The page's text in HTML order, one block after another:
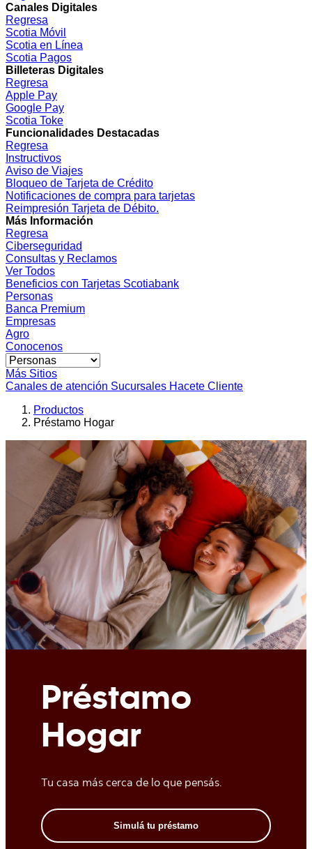
Canales Digitales
Regresa
Scotia Móvil
Scotia en Línea
Scotia Pagos
Billeteras Digitales
Regresa
Apple Pay
Google Pay
Scotia Toke
Funcionalidades Destacadas
Regresa
Instructivos
Aviso de Viajes
Bloqueo de Tarjeta de Crédito
Notificaciones de compra para tarjetas
Reimpresión Tarjeta de Débito.
Más Información
Regresa
Ciberseguridad
Consultas y Reclamos
Ver Todos
Beneficios con Tarjetas Scotiabank
Personas
Banca Premium
Empresas
Agro
Conocenos
Más Sitios
Canales de atención Sucursales Hacete Cliente
Productos
Préstamo Hogar
Préstamo
Hogar
Tu casa más cerca de lo que pensás.
Simulá tu préstamo